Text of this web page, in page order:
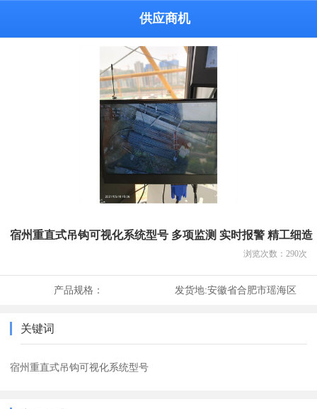
供应商机
宿州重直式吊钩可视化系统型号 多项监测 实时报警 精工细造
浏览次数： 290次
产品规格： 发货地:安徽省合肥市瑶海区
关键词
宿州重直式吊钩可视化系统型号